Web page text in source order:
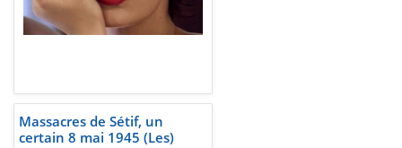
Massacres de Sétif, un
certain 8 mai 1945 (Les)